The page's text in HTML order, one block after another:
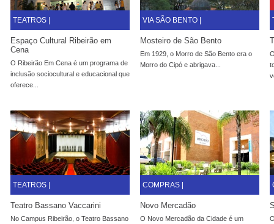
TEATROS |
Espaço Cultural Ribeirão em
Cena
O Ribeirão Em Cena é um programa de
inclusão sociocultural e educacional que
oferece...
VIA SÃO BENTO |
Mosteiro de São Bento
Em 1929, o Morro de São Bento era o
Morro do Cipó e abrigava...
TEATROS |
Teatro Bassano Vaccarini
No Campus Ribeirão, o Teatro Bassano
COMPRAS |
Novo Mercadão
O Novo Mercadão da Cidade é um